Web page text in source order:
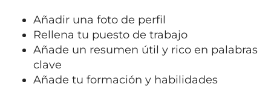
Añadir una foto de perfil
Rellena tu puesto de trabajo
Añade un resumen útil y rico en palabras
clave
Añade tu formación y habilidades